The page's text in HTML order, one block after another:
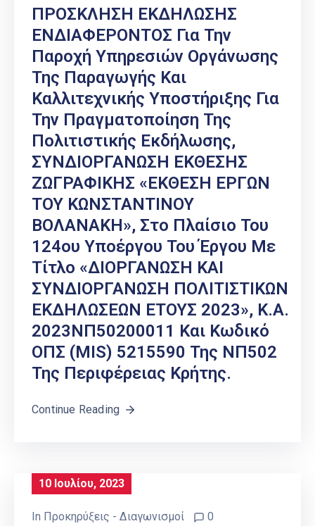
ΠΡΟΣΚΛΗΣΗ ΕΚΔΗΛΩΣΗΣ
ΕΝΔΙΑΦΕΡΟΝΤΟΣ Για Την
Παροχή Υπηρεσιών Οργάνωσης
Της Παραγωγής Και
Καλλιτεχνικής Υποστήριξης Για
Την Πραγματοποίηση Της
Πολιτιστικής Εκδήλωσης,
ΣΥΝΔΙΟΡΓΑΝΩΣΗ ΕΚΘΕΣΗΣ
ΖΩΓΡΑΦΙΚΗΣ «ΕΚΘΕΣΗ ΕΡΓΩΝ
ΤΟΥ ΚΩΝΣΤΑΝΤΙΝΟΥ
ΒΟΛΑΝΑΚΗ», Στο Πλαίσιο Του
124ου Υποέργου Του Έργου Με
Τίτλο «ΔΙΟΡΓΑΝΩΣΗ ΚΑΙ
ΣΥΝΔΙΟΡΓΑΝΩΣΗ ΠΟΛΙΤΙΣΤΙΚΩΝ
ΕΚΔΗΛΩΣΕΩΝ ΕΤΟΥΣ 2023», Κ.Α.
2023ΝΠ50200011 Και Κωδικό
ΟΠΣ (MIS) 5215590 Της ΝΠ502
Της Περιφέρειας Κρήτης.
Continue Reading
10 Ιουλίου, 2023
In Προκηρύξεις - Διαγωνισμοί 0